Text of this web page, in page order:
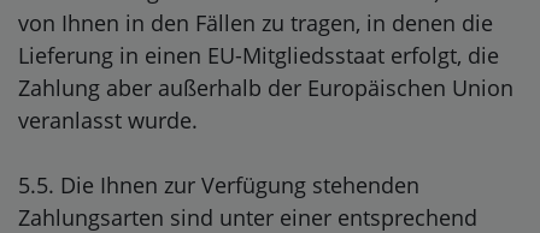
von Ihnen in den Fällen zu tragen, in denen die
Lieferung in einen EU-Mitgliedsstaat erfolgt, die
Zahlung aber außerhalb der Europäischen Union
veranlasst wurde.
5.5. Die Ihnen zur Verfügung stehenden
Zahlungsarten sind unter einer entsprechend